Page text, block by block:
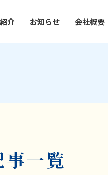
介 お知らせ 会社概要
一覧